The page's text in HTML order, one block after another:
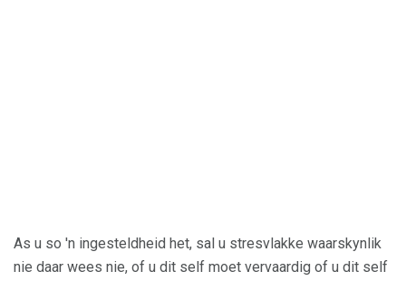
As u so 'n ingesteldheid het, sal u stresvlakke waarskynlik
nie daar wees nie, of u dit self moet vervaardig of u dit self